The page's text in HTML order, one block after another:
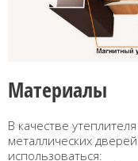
Материалы
В качестве
металлических
использоваться: